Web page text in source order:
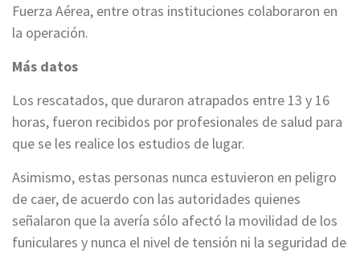
Fuerza Aérea, entre otras instituciones colaboraron en
la operación.
Más datos
Los rescatados, que duraron atrapados entre 13 y 16
horas, fueron recibidos por profesionales de salud para
que se les realice los estudios de lugar.
Asimismo, estas personas nunca estuvieron en peligro
de caer, de acuerdo con las autoridades quienes
señalaron que la avería sólo afectó la movilidad de los
funiculares y nunca el nivel de tensión ni la seguridad de